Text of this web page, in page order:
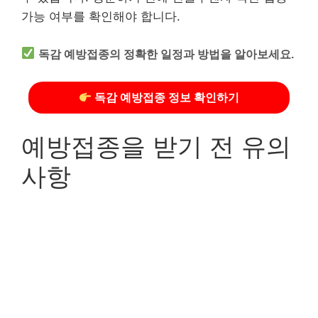
가능 여부를 확인해야 합니다.
독감 예방접종의 정확한 일정과 방법을 알아보세요.
독감 예방접종 정보 확인하기
예방접종을 받기 전 유의
사항